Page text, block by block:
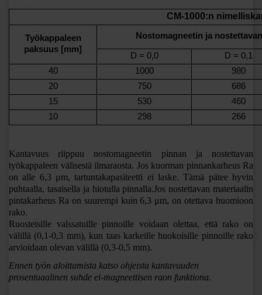
CM-1000:n
Työkappaleen
paksuus [mm]
Nostomagneetin ja
D = 0,0
D = 0,1
40
1000
980
20
750
686
15
530
460
10
298 266
Kantavuus riippuu nostomagneetin pinnan ja nostettavan
työkappaleen välisestä ilmaraosta. Jos kuorman pinnankarheus Ra
on alle 6,3 μm, tartuntakapasiteetti ei laske. Tämä pätee hyvin
puhtaalla, tasaisella ja hiotulla pinnalla.Jos nostettavan materiaalin
pintakarheus Ra on suurempi kuin 6,3 μm, on otettava huomioon
rako.
Ruosteisille valssatuille pinnoille voidaan olettaa, että rako on
välillä (0,1-0,3 mm), kun taas karkeille huokoisille pinnoille rako
arvioidaan olevan välillä (0,3-0,5 mm).
Ennen työn aloittamista katso ohjeista kantavuuden
prosentuaalinen suhde ei-magneettisen raon funktiona.